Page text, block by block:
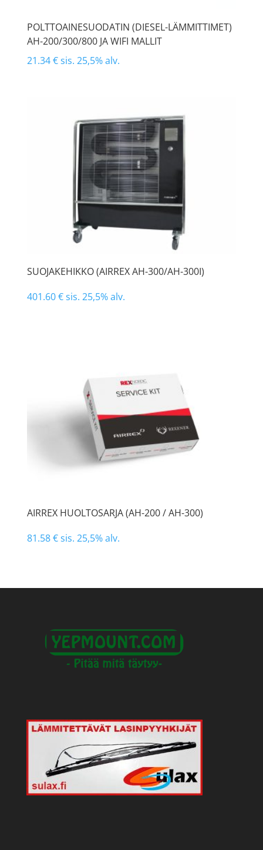
POLTTOAINESUODATIN (DIESEL-LÄMMITTIMET)
AH-200/300/800 JA WIFI MALLIT
21.34€sis. 25,5% alv.
SUOJAKEHIKKO (AIRREX AH-300/AH-300I)
401.60€sis. 25,5% alv.
AIRREX HUOLTOSARJA (AH-200 / AH-300)
81.58€sis. 25,5% alv.